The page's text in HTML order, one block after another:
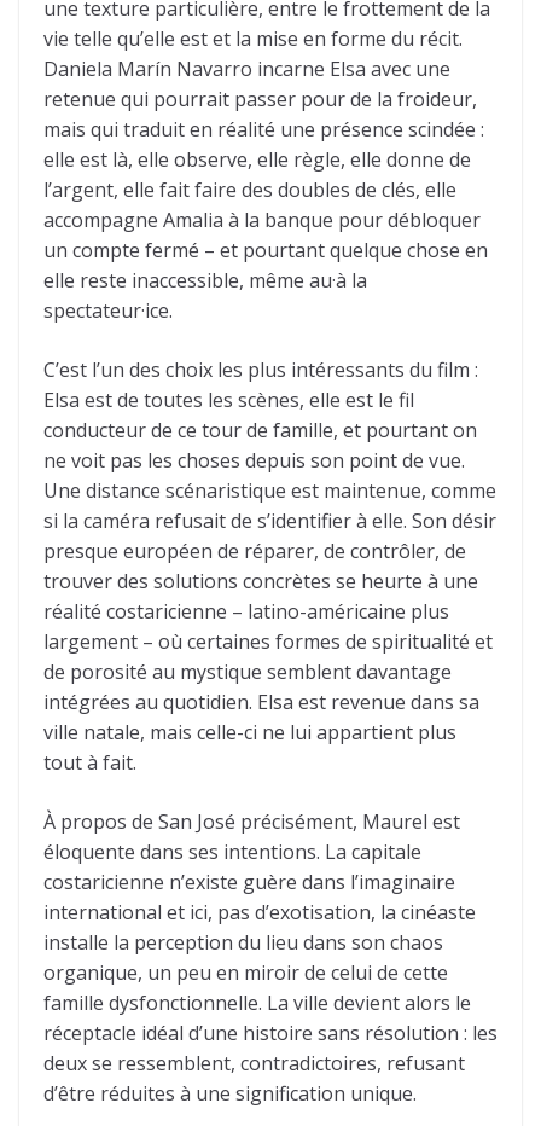
une texture particulière, entre le frottement de la
vie telle qu’elle est et la mise en forme du récit.
Daniela Marín Navarro incarne Elsa avec une
retenue qui pourrait passer pour de la froideur,
mais qui traduit en réalité une présence scindée :
elle est là, elle observe, elle règle, elle donne de
l’argent, elle fait faire des doubles de clés, elle
accompagne Amalia à la banque pour débloquer
un compte fermé – et pourtant quelque chose en
elle reste inaccessible, même au·à la
spectateur·ice.
C’est l’un des choix les plus intéressants du film :
Elsa est de toutes les scènes, elle est le fil
conducteur de ce tour de famille, et pourtant on
ne voit pas les choses depuis son point de vue.
Une distance scénaristique est maintenue, comme
si la caméra refusait de s’identifier à elle. Son désir
presque européen de réparer, de contrôler, de
trouver des solutions concrètes se heurte à une
réalité costaricienne – latino-américaine plus
largement – où certaines formes de spiritualité et
de porosité au mystique semblent davantage
intégrées au quotidien. Elsa est revenue dans sa
ville natale, mais celle-ci ne lui appartient plus
tout à fait.
À propos de San José précisément, Maurel est
éloquente dans ses intentions. La capitale
costaricienne n’existe guère dans l’imaginaire
international et ici, pas d’exotisation, la cinéaste
installe la perception du lieu dans son chaos
organique, un peu en miroir de celui de cette
famille dysfonctionnelle. La ville devient alors le
réceptacle idéal d’une histoire sans résolution : les
deux se ressemblent, contradictoires, refusant
d’être réduites à une signification unique.